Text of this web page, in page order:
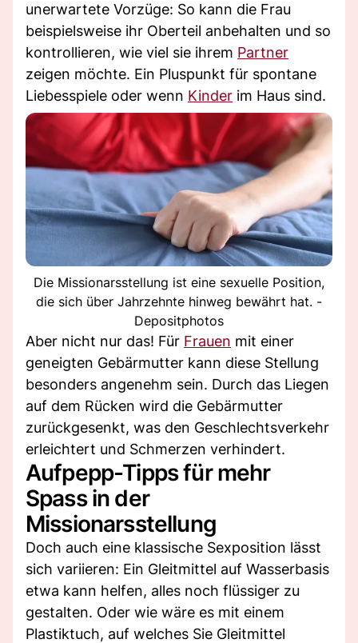
unerwartete Vorzüge: So kann die Frau
beispielsweise ihr Oberteil anbehalten und so
kontrollieren, wie viel sie ihrem Partner
zeigen möchte. Ein Pluspunkt für spontane
Liebesspiele oder wenn Kinder im Haus sind.
Die Missionarsstellung ist eine sexuelle Position,
die sich über Jahrzehnte hinweg bewährt hat. -
Depositphotos
Aber nicht nur das! Für Frauen mit einer
geneigten Gebärmutter kann diese Stellung
besonders angenehm sein. Durch das Liegen
auf dem Rücken wird die Gebärmutter
zurückgesenkt, was den Geschlechtsverkehr
erleichtert und Schmerzen verhindert.
Aufpepp-Tipps für mehr
Spass in der
Missionarsstellung
Doch auch eine klassische Sexposition lässt
sich variieren: Ein Gleitmittel auf Wasserbasis
etwa kann helfen, alles noch flüssiger zu
gestalten. Oder wie wäre es mit einem
Plastiktuch, auf welches Sie Gleitmittel